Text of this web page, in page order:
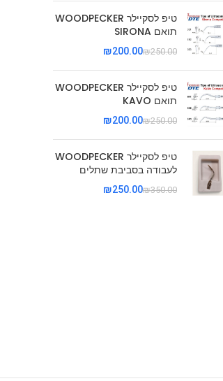
טיפ לסקיילר WOODPECKER
תואם SIRONA
₪250.00
₪200.00
טיפ לסקיילר WOODPECKER
תואם KAVO
₪250.00
₪200.00
טיפ לסקיילר WOODPECKER
לעבודה בסביבת שתלים
₪350.00
₪250.00